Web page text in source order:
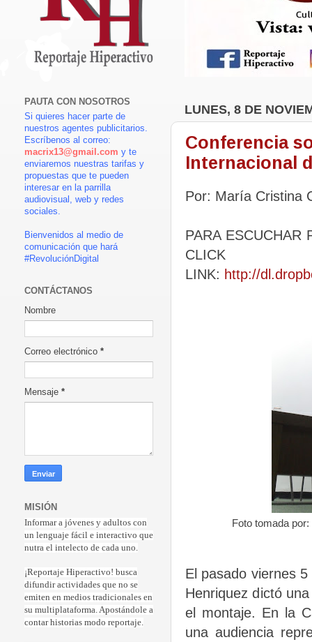
LUNES, 8 DE
Conferencia
Internacional
Por: María Cristina
PARA ESCUCHAR
CLICK
LINK: http://
Foto tomada
El pasado viernes
Henriquez dictó
el montaje. En la
una audiencia
PAUTA CON NOSOTROS
Si quieres hacer parte de
nuestros agentes publicitarios.
Escríbenos al correo:
macrix13@gmail.com y te
enviaremos nuestras tarifas y
propuestas que te pueden
interesar en la parrilla
audiovisual, web y redes
sociales.
Bienvenidos al medio de
comunicación que hará
#RevoluciónDigital
CONTÁCTANOS
Nombre
Correo electrónico *
Mensaje *
MISIÓN
Informar a jóvenes y adultos con
un lenguaje fácil e interactivo que
nutra el intelecto de cada uno.
¡Reportaje Hiperactivo! busca
difundir actividades que no se
emiten en medios tradicionales en
su multiplataforma. Apostándole a
contar historias modo reportaje.